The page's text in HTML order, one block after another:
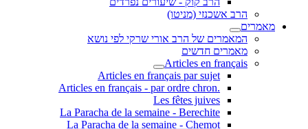
הרב אשכנזי (מניטו)
מאמרים
המאמרים של הרב אורי שרקי לפי נושא
מאמרים חדשים
Articles en français
Articles en français par sujet
.Articles en français - par ordre chron
Les fêtes juives
La Paracha de la semaine - Berechite
La Paracha de la semaine - Chemot